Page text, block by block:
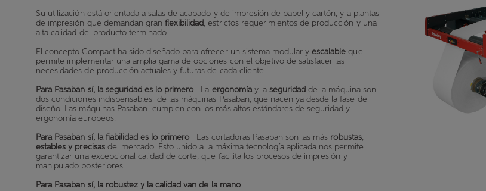
Su utilización está orientada a salas de acabado y de impresión de papel y cartón, y a plantas
de impresión que demandan granflexibilidad, estrictos requerimientos de producción y una
alta calidad del producto terminado.
El concepto Compact ha sido diseñado para ofrecer un sistema modular yescalable que
permite implementar una amplia gama de opciones con el objetivo de satisfacer las
necesidades de producción actuales y futuras de cada cliente.
Para Pasaban sí, la seguridad es lo primero
La ergonomíay la seguridad de la máquina son
dos condiciones indispensables de las máquinas Pasaban, que nacen ya desde la fase de
diseño. Las máquinas Pasaban cumplencon los más altos estándares de seguridad y
ergonomía europeos.
Para Pasaban sí, la fiabilidad es lo primero
Las cortadoras Pasaban son las más robustas,
estables y precisasdel mercado. Esto unido a la máxima tecnología aplicada nos permite
garantizar una excepcional calidad de corte, que facilita los procesos de impresión y
manipulado posteriores.
Para Pasaban sí, la robustez y la calidad van de la mano